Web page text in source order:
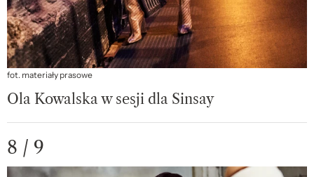
fot. materiały prasowe
Ola Kowalska w sesji dla Sinsay
8 / 9